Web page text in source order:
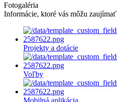
Fotogaléria
Informácie, ktoré vás môžu zaujímať
Projekty a dotácie
Voľby
Mobilná aplikácia